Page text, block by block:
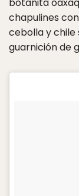
chapulines
cebolla y chile
guarnición de